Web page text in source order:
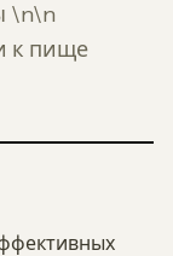
\n\n
к пище